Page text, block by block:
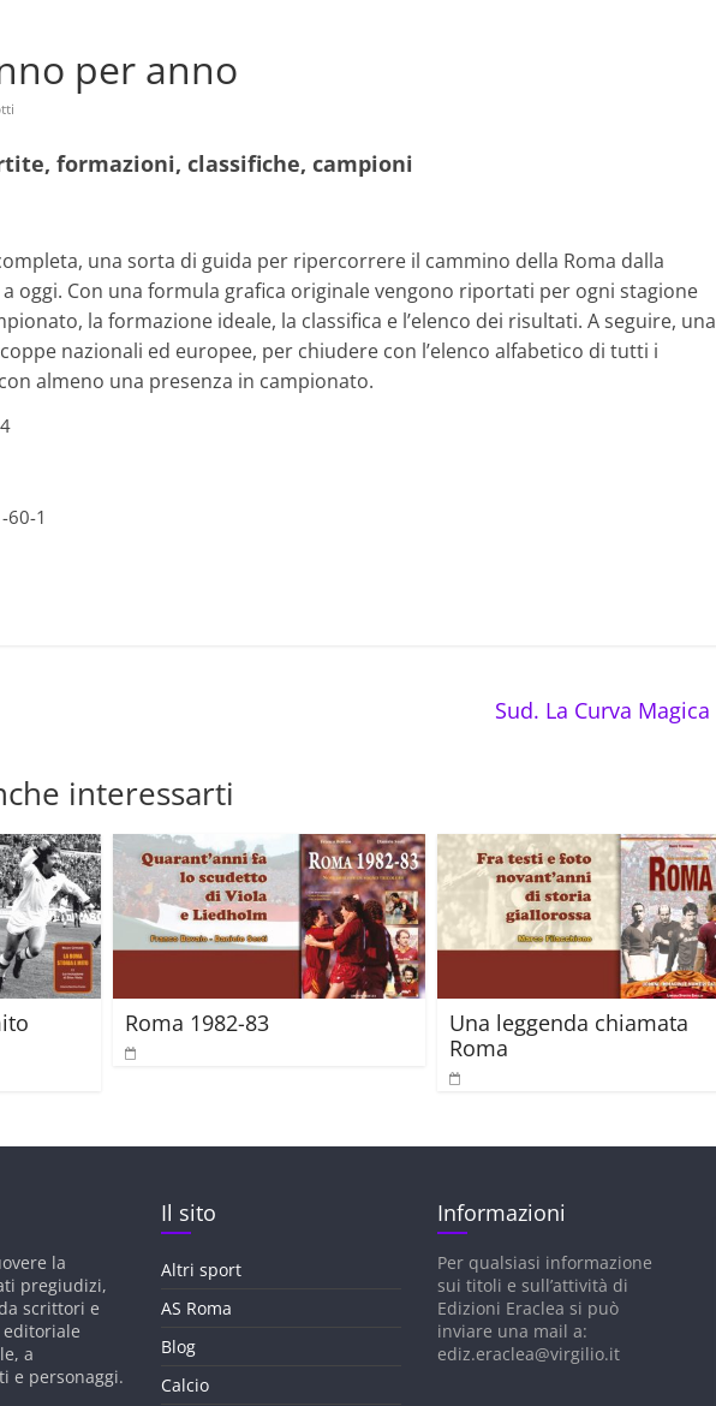
per anno
formazioni, classifiche, campioni
una sorta di guida per ripercorrere il cammino della Roma dalla
oggi. Con una formula grafica originale vengono riportati per ogni stagione
la formazione ideale, la classifica e l’elenco dei risultati. A seguire, una
nazionali ed europee, per chiudere con l’elenco alfabetico di tutti i
almeno una presenza in campionato.
60-1
Sud. La Curva Magica
interessarti
Roma 1982-83
Una leggenda chiamata
Roma
la
pregiudizi,
scrittori e
a
e personaggi.
Il sito
Altri sport
AS Roma
Blog
Calcio
Informazioni
Per qualsiasi informazione
sui titoli e sull’attività di
Edizioni Eraclea si può
inviare una mail a:
ediz.eraclea@virgilio.it